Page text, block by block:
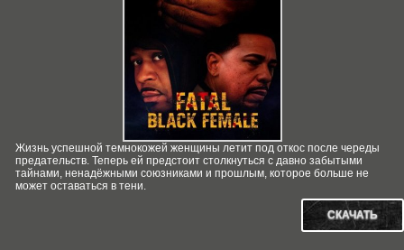
Жизнь успешной темнокожей женщины летит под откос после череды
предательств. Теперь ей предстоит столкнуться с давно забытыми
тайнами, ненадёжными союзниками и прошлым, которое больше не
может оставаться в тени.
СКАЧАТЬ